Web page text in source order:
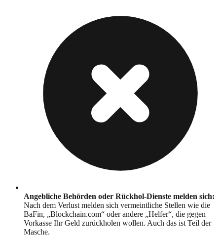
Angebliche Behörden oder Rückhol-Dienste melden sich:
Nach dem Verlust melden sich vermeintliche Stellen wie die
BaFin, „Blockchain.com“ oder andere „Helfer“, die gegen
Vorkasse Ihr Geld zurückholen wollen. Auch das ist Teil der
Masche.